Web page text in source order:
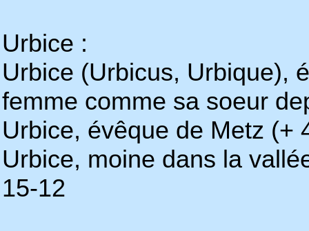
Urbice :
Urbice (Urbicus, Urbique),
femme comme sa soeur
Urbice, évêque de Metz (+
Urbice, moine dans la
15-12